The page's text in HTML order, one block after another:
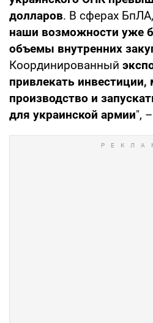
долларов. В сферах
наши возможности уже
объемы внутренних
Координированный
привлекать
производство и
для украинской армии",